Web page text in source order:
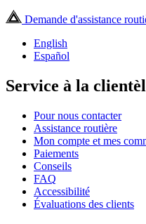
Demande d'assistance
English
Español
Service à la
Pour nous contacter
Assistance routière
Mon compte et mes
Paiements
Conseils
FAQ
Accessibilité
Évaluations des clients